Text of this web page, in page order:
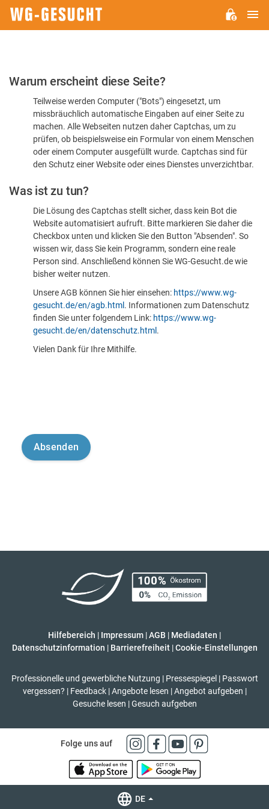
Bitte
dass
sind
Warum erscheint diese Seite?
Teilweise werden Computer ("Bots") eingesetzt, um
missbräuchlich automatische Eingaben auf einer Seite zu
machen. Alle Webseiten nutzen daher Captchas, um zu
prüfen, ob beispielsweise ein Formular von einem Menschen
oder einem Computer ausgefüllt wurde. Captchas sind für
den Schutz einer Website oder eines Dienstes unverzichtbar.
Was ist zu tun?
Die Lösung des Captchas stellt sicher, dass kein Bot die
Website automatisiert aufruft. Bitte markieren Sie daher die
Checkbox unten und klicken Sie den Button "Absenden". So
wissen wir, dass Sie kein Programm, sondern eine reale
Person sind. Anschließend können Sie WG-Gesucht.de wie
bisher weiter nutzen.
Unsere AGB können Sie hier einsehen: https://www.wg-
gesucht.de/en/agb.html . Informationen zum Datenschutz
finden Sie unter folgendem Link: https://www.wg-
gesucht.de/en/datenschutz.html .
Vielen Dank für Ihre Mithilfe.
Hilfebereich | Impressum |AGB | Mediadaten |
Datenschutzinformation | Barrierefreiheit | Cookie-Einstellungen
Professionelle und gewerbliche Nutzung | Pressespiegel | Passwort
vergessen? | Feedback | Angebote lesen | Angebot aufgeben |
Gesuche lesen | Gesuch aufgeben
Folge uns auf
DE